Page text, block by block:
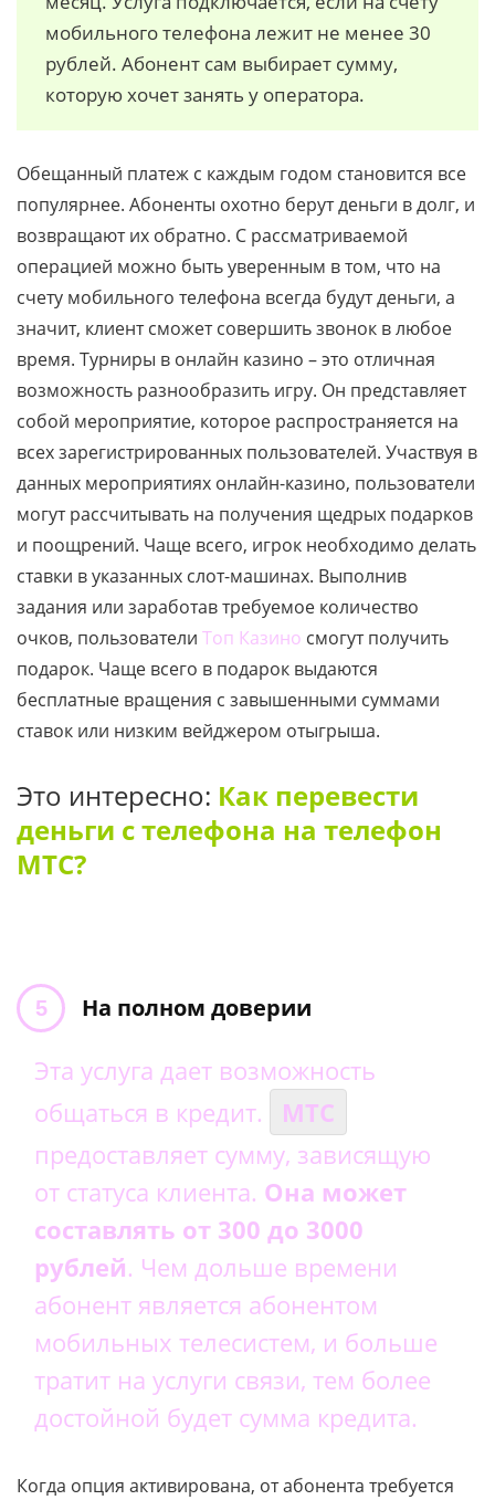
мобильного телефона лежит не менее 30
рублей. Абонент сам выбирает сумму,
которую хочет занять у оператора.
Обещанный платеж с каждым годом становится все
популярнее. Абоненты охотно берут деньги в долг, и
возвращают их обратно. С рассматриваемой
операцией можно быть уверенным в том, что на
счету мобильного телефона всегда будут деньги, а
значит, клиент сможет совершить звонок в любое
время. Турниры в онлайн казино – это отличная
возможность разнообразить игру. Он представляет
собой мероприятие, которое распространяется на
всех зарегистрированных пользователей. Участвуя в
данных мероприятиях онлайн-казино, пользователи
могут рассчитывать на получения щедрых подарков
и поощрений. Чаще всего, игрок необходимо делать
ставки в указанных слот-машинах. Выполнив
задания или заработав требуемое количество
очков, пользователи Топ Казино смогут получить
подарок. Чаще всего в подарок выдаются
бесплатные вращения с завышенными суммами
ставок или низким вейджером отыгрыша.
Это интересно: Как перевести
деньги с телефона на телефон
МТС?
На полном доверии
Эта услуга дает возможность
общаться в кредит.
МТС
предоставляет сумму, зависящую
от статуса клиента. Она может
составлять от 300 до 3000
рублей. Чем дольше времени
абонент является абонентом
мобильных телесистем, и больше
тратит на услуги связи, тем более
достойной будет сумма кредита.
Когда опция активирована, от абонента требуется